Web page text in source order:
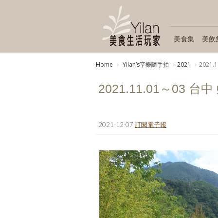
美食集 美飲
Home Yilanʼs享樂隨手拍 2021
2021.11.01～03 台
2021-12-07 訂閱電子報